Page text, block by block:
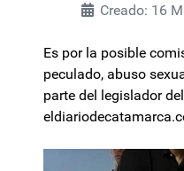
Creado: 16
Es por la posible
peculado, abuso
parte del legislador